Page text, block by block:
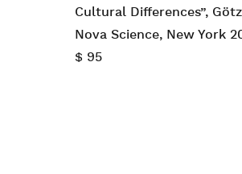
Cultural Differences”,
Nova Science, New York
$ 95